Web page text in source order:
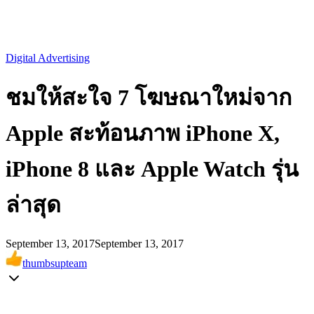
Digital Advertising
ชมให้สะใจ 7 โฆษณาใหม่จาก
Apple สะท้อนภาพ iPhone X,
iPhone 8 และ Apple Watch รุ่น
ล่าสุด
September 13, 2017September 13, 2017
thumbsupteam